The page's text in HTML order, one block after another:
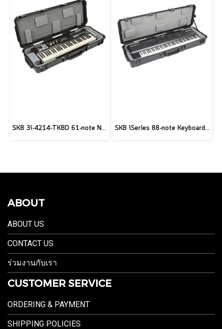
SKB 3i-4214-TKBD 61-note Narrow Keyboard Case SKB iSeries 88-note Keyboard Case
ABOUT
ABOUT US
CONTACT US
ร่วมงานกับเรา
CUSTOMER SERVICE
ORDERING & PAYMENT
SHIPPING POLICIES